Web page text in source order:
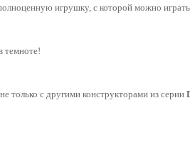
игрушку, с которой можно
темноте!
только с другими конструкторами из серии